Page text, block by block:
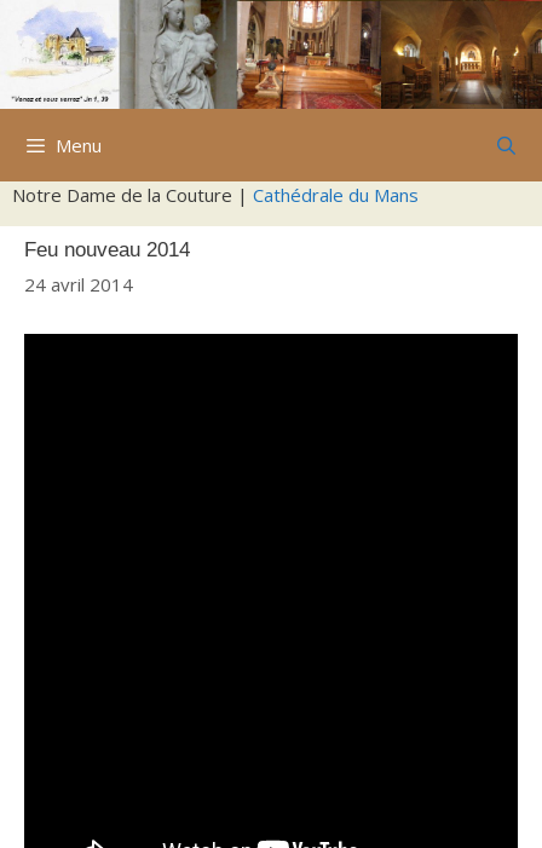
Aller
contenu
Menu
Notre Dame de la Couture | Cathédrale du Mans
Feu nouveau 2014
24 avril 2014